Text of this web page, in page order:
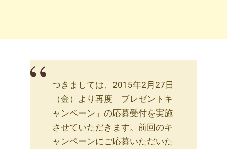
つきましては、2015年2月27日
（金）より再度「プレゼントキ
ャンペーン」の応募受付を実施
させていただきます。前回のキ
ャンペーンにご応募いただいた